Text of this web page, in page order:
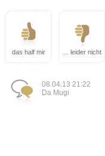
das half mir ... leider nicht
08.04.13 21:22
Da Mugi